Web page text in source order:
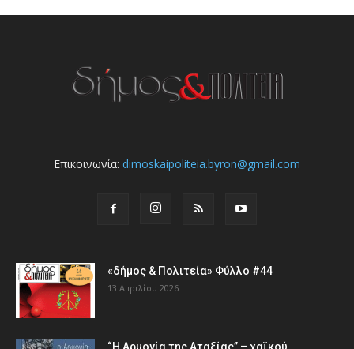
Επικοινωνία: dimoskaipoliteia.byron@gmail.com
«δήμος & Πολιτεία» Φύλλο #44
13 Απριλίου 2026